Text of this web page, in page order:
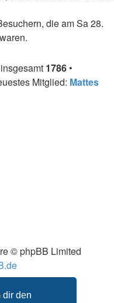
dir den
die am Sa 28.
1786 •
Mitglied: Mattes
© phpBB Limited